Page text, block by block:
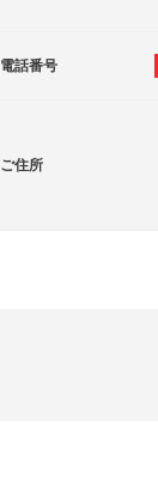
電話番号
ご住所